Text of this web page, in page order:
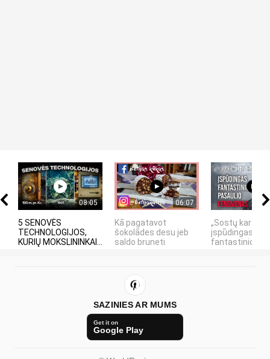
08:05
5 SENOVĖS
TECHNOLOGIJOS,
KURIŲ MOKSLININKAI...
06:07
Kā pagatavot
šokolādes desu jeb
saldo bruneti
„Sostų karai" -
įspūdingas
fantastinio
SAZINIES AR MUMS
Get it on
Google Play